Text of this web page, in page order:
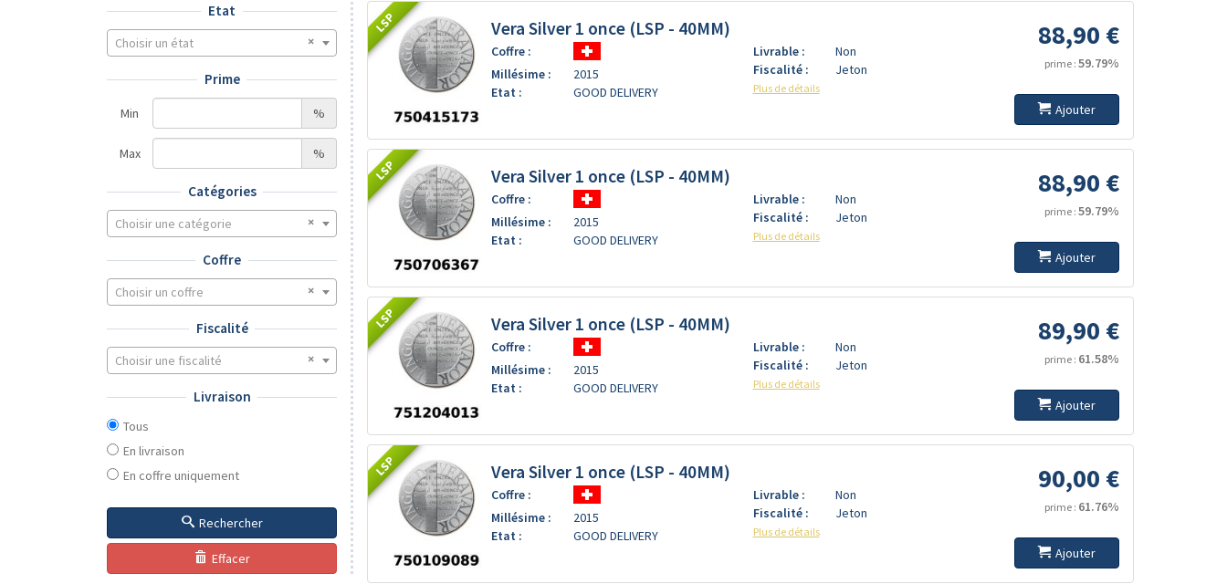
Etat
Choisir un état
Prime
Min %
Max %
Catégories
Choisir une catégorie
Coffre
Choisir un coffre
Fiscalité
Choisir une fiscalité
Livraison
Tous
En livraison
En coffre uniquement
Rechercher
Effacer
LSP Vera Silver 1 once (LSP - 40MM)
Coffre :
Millésime :
2015
Etat :
GOOD DELIVERY
Livrable :
Non
Fiscalité :
Jeton
Plus de détails
88,90 €
prime : 59.79%
Ajouter
LSP Vera Silver 1 once (LSP - 40MM)
Coffre :
Millésime :
2015
Etat :
GOOD DELIVERY
Livrable :
Non
Fiscalité :
Jeton
Plus de détails
88,90 €
prime : 59.79%
Ajouter
LSP Vera Silver 1 once (LSP - 40MM)
Coffre :
Millésime :
2015
Etat :
GOOD DELIVERY
Livrable :
Non
Fiscalité :
Jeton
Plus de détails
89,90 €
prime : 61.58%
Ajouter
LSP Vera Silver 1 once (LSP - 40MM)
Coffre :
Millésime :
2015
Etat :
GOOD DELIVERY
Livrable :
Non
Fiscalité :
Jeton
Plus de détails
90,00 €
prime : 61.76%
Ajouter